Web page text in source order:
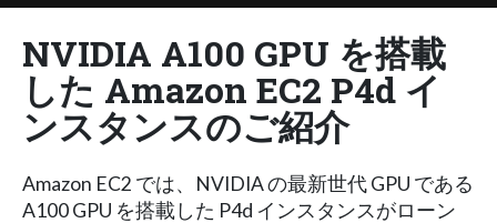
NVIDIA A100 GPU を搭載
した Amazon EC2 P4d イ
ンスタンスのご紹介
Amazon EC2 では、NVIDIA の最新世代 GPU である
A100 GPU を搭載した P4d インスタンスがローン